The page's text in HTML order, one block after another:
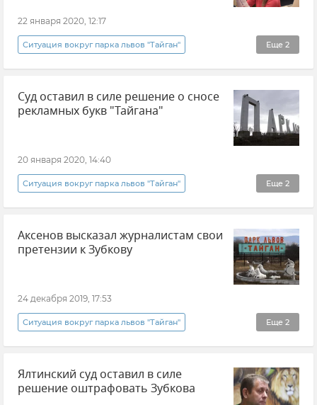
22 января 2020, 12:17
Еще 2
Ситуация вокруг парка львов "Тайган"
Общество Новости
Суд оставил в силе решение о сносе
рекламных букв "Тайгана"
20 января 2020, 14:40
Еще 2
Ситуация вокруг парка львов "Тайган"
Общество Новости
Аксенов высказал журналистам свои
претензии к Зубкову
24 декабря 2019, 17:53
Еще 2
Ситуация вокруг парка львов "Тайган"
Общество Новости
Ялтинский суд оставил в силе
решение оштрафовать Зубкова